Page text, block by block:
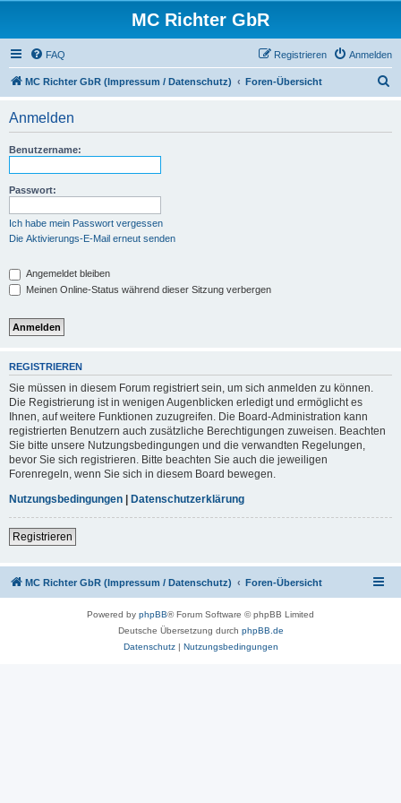
MC Richter GbR
FAQ Anmelden
Registrieren
MC Richter GbR (Impressum / Datenschutz) Foren-Übersicht
Anmelden
Benutzername:
Passwort:
Ich habe mein Passwort vergessen
Die Aktivierungs-E-Mail erneut senden
Angemeldet bleiben
Meinen Online-Status während dieser Sitzung verbergen
REGISTRIEREN
Sie müssen in diesem Forum registriert sein, um sich anmelden zu können.
Die Registrierung ist in wenigen Augenblicken erledigt und ermöglicht es
Ihnen, auf weitere Funktionen zuzugreifen. Die Board-Administration kann
registrierten Benutzern auch zusätzliche Berechtigungen zuweisen. Beachten
Sie bitte unsere Nutzungsbedingungen und die verwandten Regelungen,
bevor Sie sich registrieren. Bitte beachten Sie auch die jeweiligen
Forenregeln, wenn Sie sich in diesem Board bewegen.
Nutzungsbedingungen | Datenschutzerklärung
Registrieren
MC Richter GbR (Impressum / Datenschutz) Foren-Übersicht
Powered by phpBB® Forum Software © phpBB Limited
Deutsche Übersetzung durch phpBB.de
Datenschutz| Nutzungsbedingungen